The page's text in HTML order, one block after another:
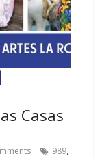
Casas
989,